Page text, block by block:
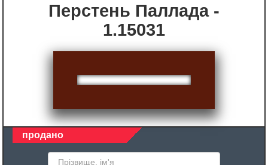
Перстень Паллада -
1.15031
продано